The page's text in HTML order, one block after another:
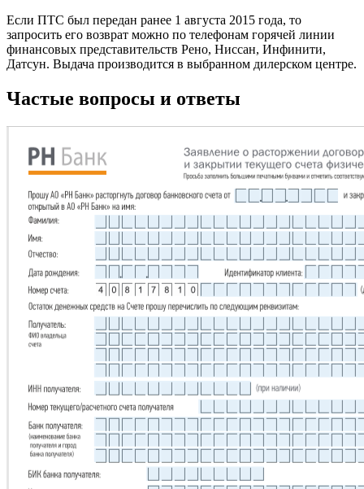
Если ПТС был передан ранее 1 августа 2015 года, то
запросить его возврат можно по телефонам горячей линии
финансовых представительств Рено, Ниссан, Инфинити,
Датсун. Выдача производится в выбранном дилерском центре.
Частые вопросы и ответы